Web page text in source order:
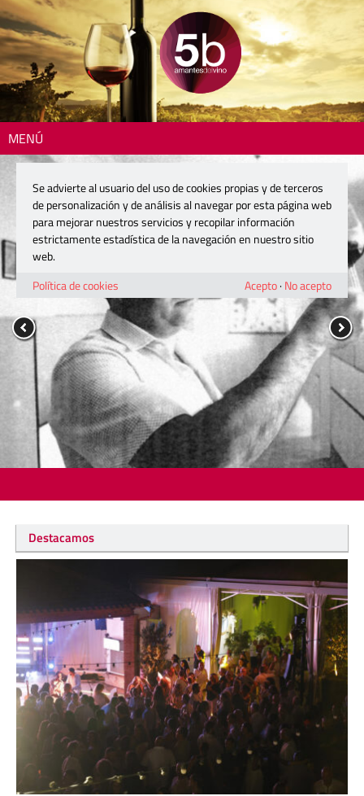
MENÚ
Destacamos
Se advierte al usuario del uso de cookies propias y de terceros
de personalización y de análisis al navegar por esta página web
para mejorar nuestros servicios y recopilar información
estrictamente estadística de la navegación en nuestro sitio
web.
Política de cookies
Acepto· No acepto